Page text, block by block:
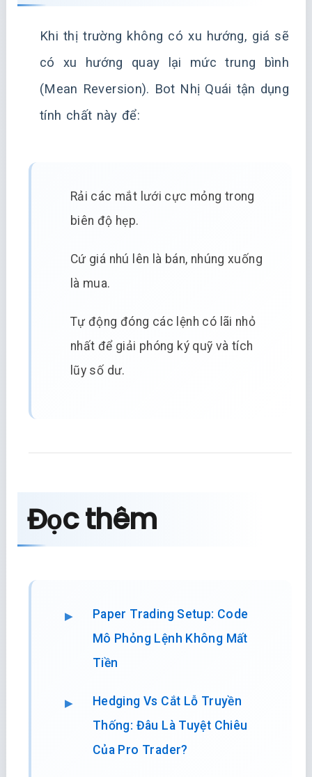
Khi thị trường không có xu hướng, giá sẽ
có xu hướng quay lại mức trung bình
(Mean Reversion). Bot Nhị Quái tận dụng
tính chất này để:
Rải các mắt lưới cực mỏng trong
biên độ hẹp.
Cứ giá nhú lên là bán, nhúng xuống
là mua.
Tự động đóng các lệnh có lãi nhỏ
nhất để giải phóng ký quỹ và tích
lũy số dư.
Đọc thêm
Paper Trading Setup: Code
Mô Phỏng Lệnh Không Mất
Tiền
Hedging Vs Cắt Lỗ Truyền
Thống: Đâu Là Tuyệt Chiêu
Của Pro Trader?